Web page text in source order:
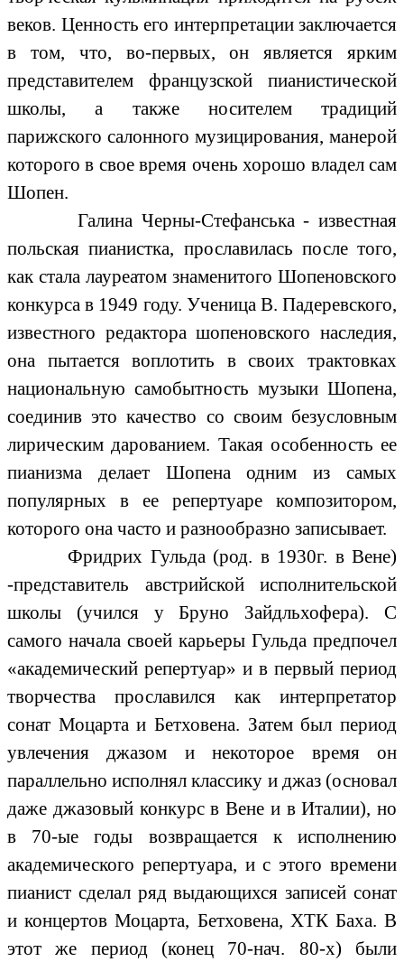
веков. Ценность его интерпретации заключается
в том, что, во-первых, он является ярким
представителем французской пианистической
школы, а также носителем традиций
парижского салонного музицирования, манерой
которого в свое время очень хорошо владел сам
Шопен.
Галина Черны-Стефанська - известная
польская пианистка, прославилась после того,
как стала лауреатом знаменитого Шопеновского
конкурса в 1949 году. Ученица В. Падеревского,
известного редактора шопеновского наследия,
она пытается воплотить в своих трактовках
национальную самобытность музыки Шопена,
соединив это качество со своим безусловным
лирическим дарованием. Такая особенность ее
пианизма делает Шопена одним из самых
популярных в ее репертуаре композитором,
которого она часто и разнообразно записывает.
Фридрих Гульда (род. в 1930г. в Вене)
-представитель австрийской исполнительской
школы (учился у Бруно Зайдльхофера). С
самого начала своей карьеры Гульда предпочел
«академический репертуар» и в первый период
творчества прославился как интерпретатор
сонат Моцарта и Бетховена. Затем был период
увлечения джазом и некоторое время он
параллельно исполнял классику и джаз (основал
даже джазовый конкурс в Вене и в Италии), но
в 70-ые годы возвращается к исполнению
академического репертуара, и с этого времени
пианист сделал ряд выдающихся записей сонат
и концертов Моцарта, Бетховена, ХТК Баха. В
этот же период (конец 70-нач. 80-х) были